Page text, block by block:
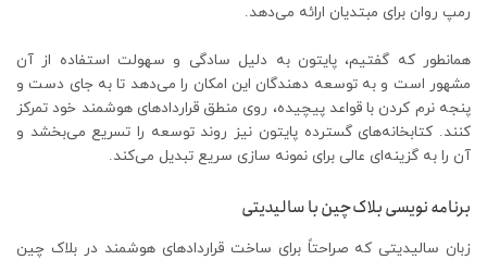
رمپ روان برای مبتدیان ارائه می‌دهد.
همانطور که گفتیم، پایتون به دلیل سادگی و سهولت استفاده از آن
مشهور است و به توسعه دهندگان این امکان را می‌دهد تا به جای دست و
پنجه نرم کردن با قواعد پیچیده، روی منطق قراردادهای هوشمند خود تمرکز
کنند. کتابخانه‌های گسترده پایتون نیز روند توسعه را تسریع می‌بخشد و
آن را به گزینه‌ای عالی برای نمونه سازی سریع تبدیل می‌کند.
برنامه نویسی بلاک‌چین با سالیدیتی
زبان سالیدیتی که صراحتاً برای ساخت قراردادهای هوشمند در بلاک چین